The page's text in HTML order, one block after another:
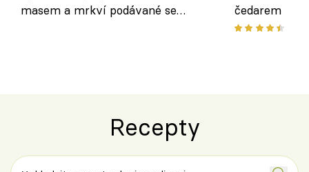
masem a mrkví podávané se
čedarem
Recepty